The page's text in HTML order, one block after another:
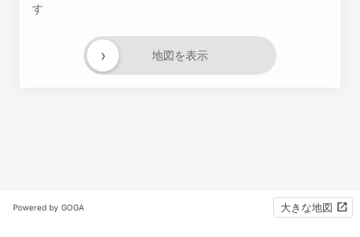
す
地図を表示
›
Powered by GOGA 大きな地図